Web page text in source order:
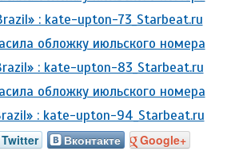
Twitter Вконтакте Google+